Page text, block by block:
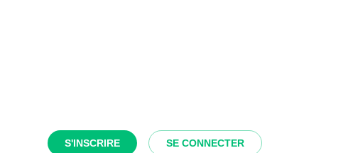
S'INSCRIRE SE CONNECTER